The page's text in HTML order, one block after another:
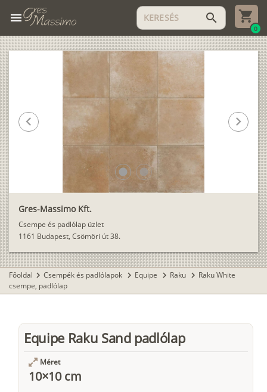
menu search
0
Gres-Massimo Kft.
Csempe és padlólap üzlet
1161 Budapest, Csömöri út 38.
lens lens
chevron_left chevron_right
Főoldal chevron_right Csempék és padlólapok chevron_right Equipe chevron_right Raku chevron_right Raku White
csempe, padlólap
Equipe Raku Sand padlólap
Méret
10×10 cm